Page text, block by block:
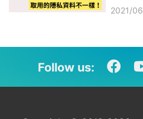
2021/
Follow us: